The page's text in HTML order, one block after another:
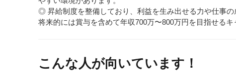
◎ 昇給制度を整備しており、利益を生み出せる力や仕事の
将来的には賞与を含めて年収700万〜800万円を目指せるキ
こんな人が向いています！